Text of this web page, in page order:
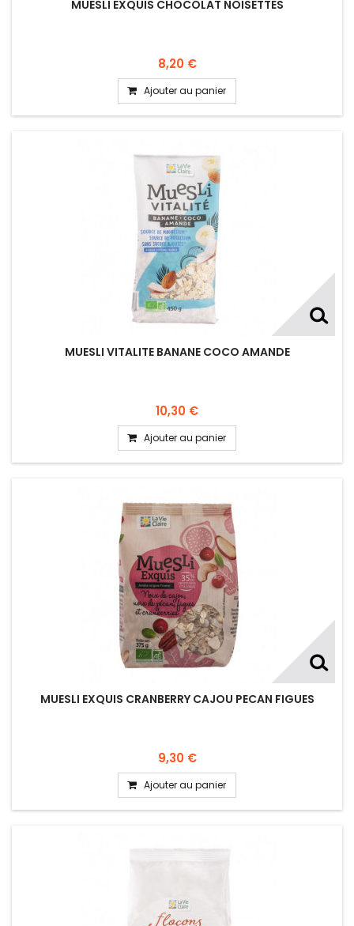
MUESLI EXQUIS CHOCOLAT NOISETTES
8,20 €
Ajouter au panier
MUESLI VITALITE BANANE COCO AMANDE
10,30 €
Ajouter au panier
MUESLI EXQUIS CRANBERRY CAJOU PECAN FIGUES
9,30 €
Ajouter au panier